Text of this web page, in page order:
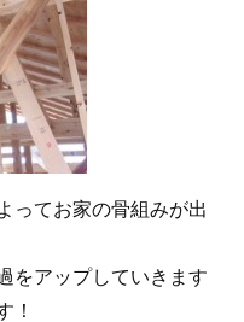
ってお家の骨組みが出
をアップしていきます
！